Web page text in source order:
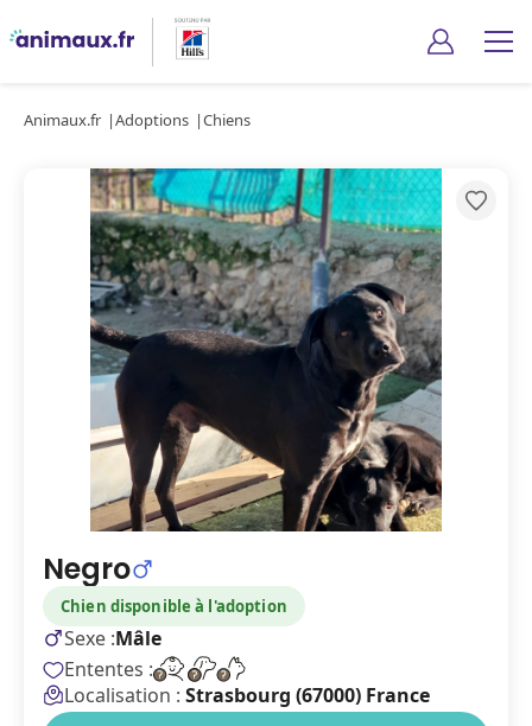
Animaux.fr Adoptions Chiens
Negro
Chien disponible à l'adoption
Sexe :Mâle
Ententes :
Localisation : Strasbourg (67000) France